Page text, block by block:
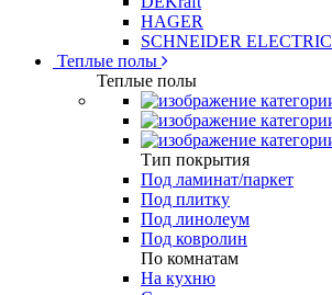
HAGER
SCHNEIDER ELECTRIC
Теплые полы
Теплые полы
Тип покрытия
Под ламинат/паркет
Под плитку
Под линолеум
Под ковролин
По комнатам
На кухню